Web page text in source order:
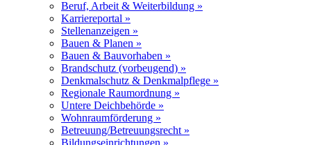
Beruf, Arbeit & Weiterbildung »
Karriereportal »
Stellenanzeigen »
Bauen & Planen »
Bauen & Bauvorhaben »
Brandschutz (vorbeugend) »
Denkmalschutz & Denkmalpflege »
Regionale Raumordnung »
Untere Deichbehörde »
Wohnraumförderung »
Betreuung/Betreuungsrecht »
Bildungseinrichtungen »